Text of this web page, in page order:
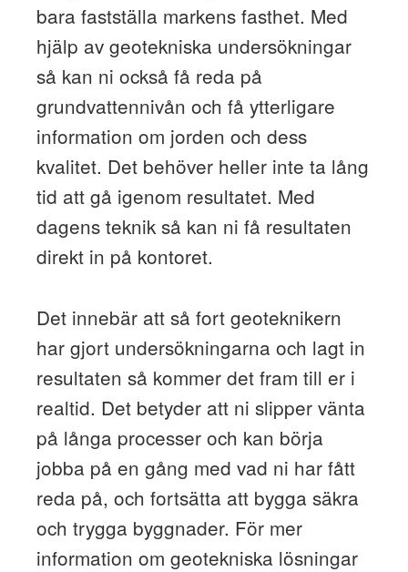
bara fastställa markens fasthet. Med
hjälp av geotekniska undersökningar
så kan ni också få reda på
grundvattennivån och få ytterligare
information om jorden och dess
kvalitet. Det behöver heller inte ta lång
tid att gå igenom resultatet. Med
dagens teknik så kan ni få resultaten
direkt in på kontoret.
Det innebär att så fort geoteknikern
har gjort undersökningarna och lagt in
resultaten så kommer det fram till er i
realtid. Det betyder att ni slipper vänta
på långa processer och kan börja
jobba på en gång med vad ni har fått
reda på, och fortsätta att bygga säkra
och trygga byggnader. För mer
information om geotekniska lösningar